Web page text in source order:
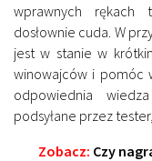
wprawnych rękach
dosłownie cuda. W
jest w stanie w
winowajców i pomóc
odpowiednia
podsyłane przez
Zobacz: Czy